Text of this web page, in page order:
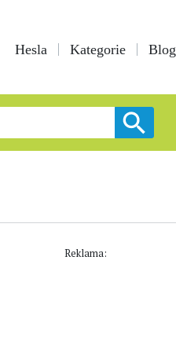
Hesla Kategorie Blog
Reklama: